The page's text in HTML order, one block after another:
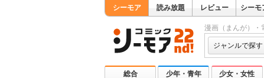
シーモア 読み放題 レビュー シーモ
漫画（まんが）・
ジャンルで探す
総合 少年・青年 少女・女性